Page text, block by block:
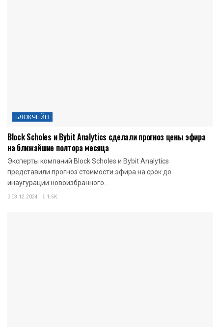
БЛОКЧЕЙН
Block Scholes и Bybit Analytics сделали прогноз цены эфира
на ближайшие полтора месяца
Эксперты компаний Block Scholes и Bybit Analytics
представили прогноз стоимости эфира на срок до
инаугурации новоизбранного...
03.12.2024 1.5K